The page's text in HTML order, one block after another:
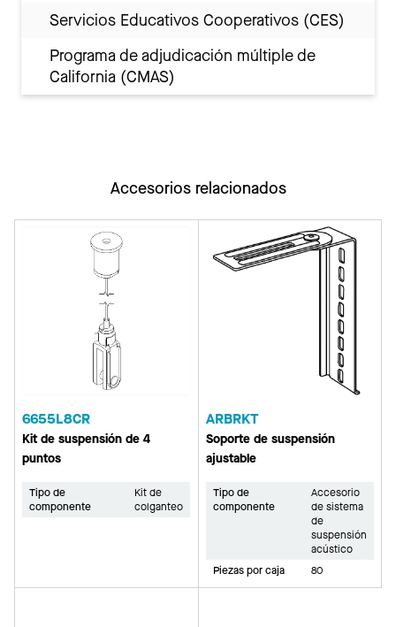
Servicios Educativos Cooperativos (CES)
Programa de adjudicación múltiple de
California (CMAS)
Accesorios relacionados
6655L8CR
Kit de suspensión de 4
puntos
Tipo de
componente
Kit de
colganteo
ARBRKT
Soporte de suspensión
ajustable
Tipo de
componente
Accesorio
de sistema
de
suspensión
acústico
Piezas por caja
80